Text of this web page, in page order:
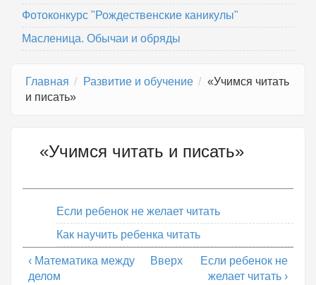
Фотоконкурс "Рождественские каникулы"
Масленица. Обычаи и обряды
Главная Развитие и обучение
«Учимся читать
и писать»
«Учимся читать и писать»
Если ребенок не желает читать
Как научить ребенка читать
‹ Математика между
делом
Вверх
Если ребенок не
желает читать ›